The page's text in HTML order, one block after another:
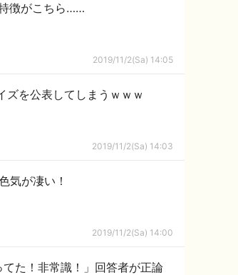
徴がこちら……
2019/11/2(Sa) 14:05
ズを公表してしまうｗｗｗ
2019/11/2(Sa) 14:03
気が凄い！
2019/11/2(Sa) 14:00
た！非常識！」回答者が正論